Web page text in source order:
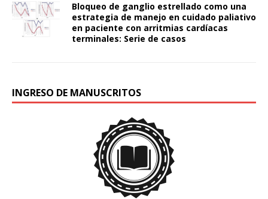
Bloqueo de ganglio estrellado como una
estrategia de manejo en cuidado paliativo
en paciente con arritmias cardíacas
terminales: Serie de casos
INGRESO DE MANUSCRITOS